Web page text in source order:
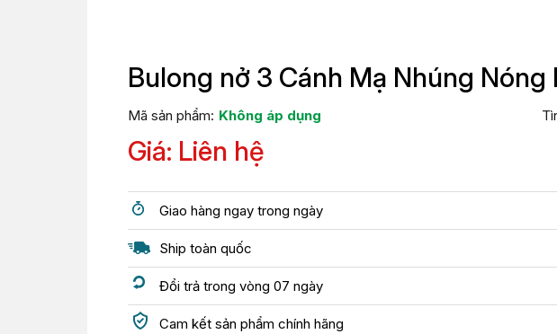
Bulong nở 3 Cánh Mạ Nhúng
Mã sản phẩm: Không áp dụng
Giá: Liên hệ
Giao hàng ngay trong ngày
Ship toàn quốc
Đổi trả trong vòng 07 ngày
Cam kết sản phẩm chính hãng